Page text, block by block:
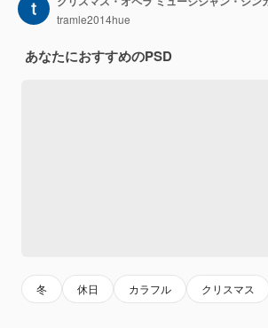
tramle2014hue
あなたにおすすめのPSD
冬 休日 カラフル クリスマス